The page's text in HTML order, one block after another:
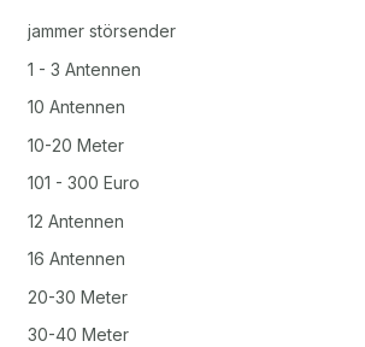
jammer störsender
1 - 3 Antennen
10 Antennen
10-20 Meter
101 - 300 Euro
12 Antennen
16 Antennen
20-30 Meter
30-40 Meter